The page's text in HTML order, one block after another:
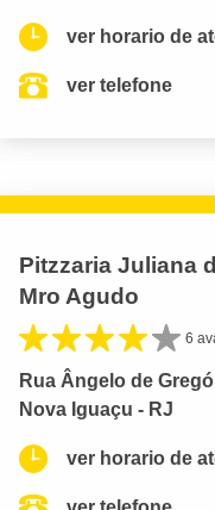
ver horario de
ver telefone
Pitzzaria Juliana
Mro Agudo
6
Rua Ângelo de
Nova Iguaçu - RJ
ver horario de